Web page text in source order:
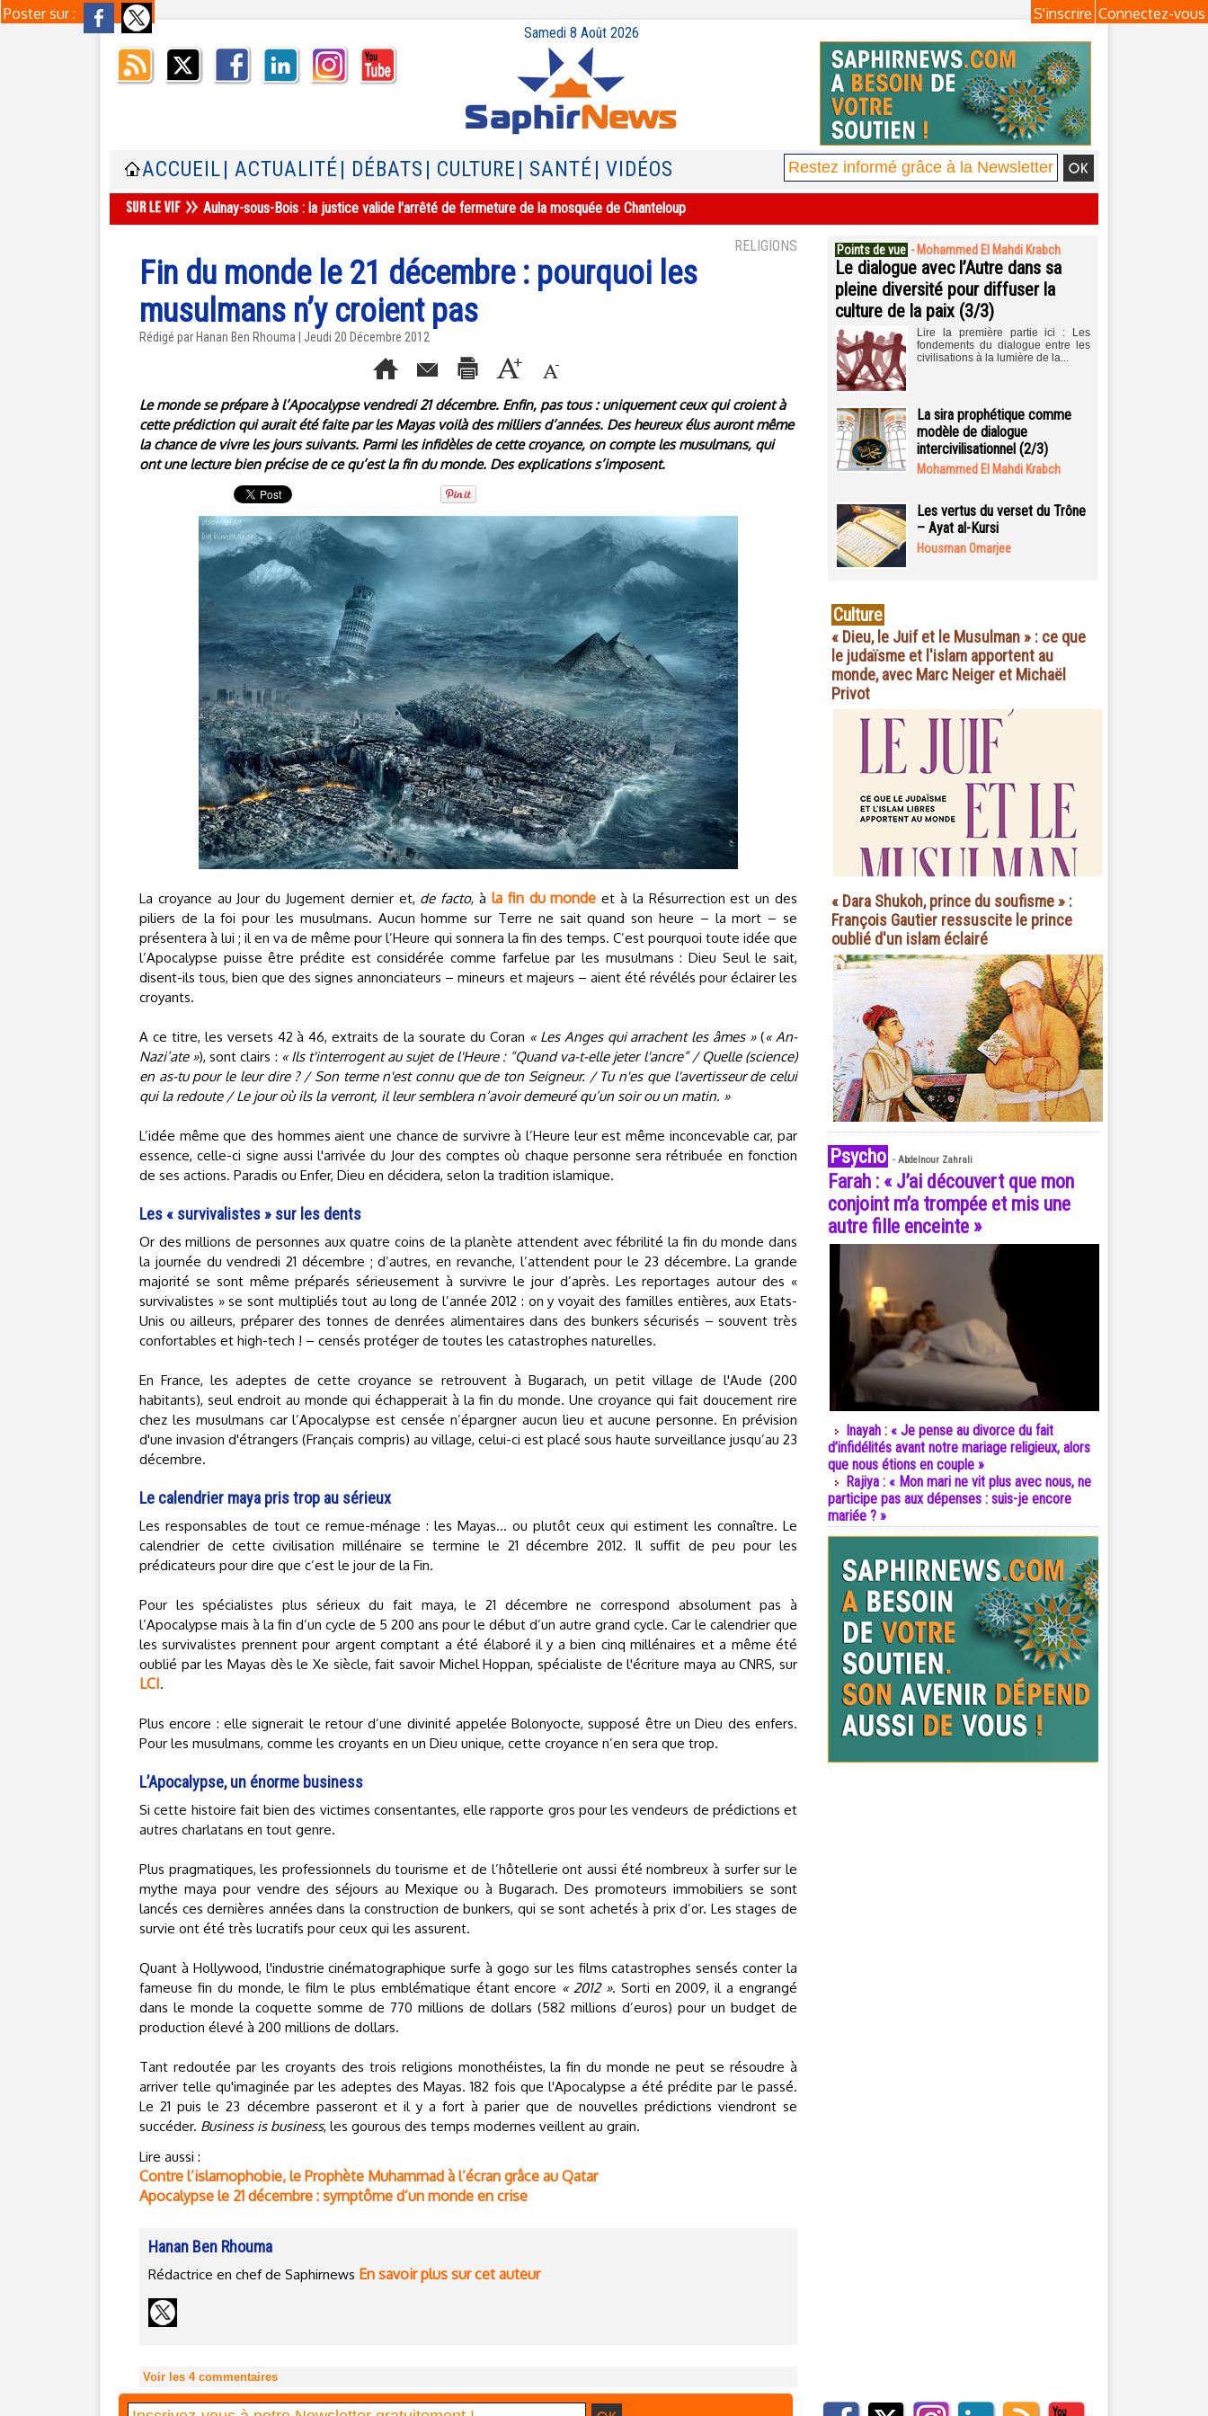
Poster sur : Connectez-vous
S'inscrire
Samedi 8 Août 2026
ACCUEIL | ACTUALITÉ | DÉBATS | CULTURE | SANTÉ | VIDÉOS
Aulnay-sous-Bois : la justice valide l'arrêté de fermeture de la mosquée de Chanteloup
RELIGIONS
Fin du monde le 21 décembre : pourquoi les
musulmans n’y croient pas
Rédigé par Hanan Ben Rhouma | Jeudi 20 Décembre 2012
Le monde se prépare à l’Apocalypse vendredi 21 décembre. Enfin, pas tous : uniquement ceux qui croient à
cette prédiction qui aurait été faite par les Mayas voilà des milliers d’années. Des heureux élus auront même
la chance de vivre les jours suivants. Parmi les infidèles de cette croyance, on compte les musulmans, qui
ont une lecture bien précise de ce qu’est la fin du monde. Des explications s’imposent.
La croyance au Jour du Jugement dernier et, de facto, à la fin du monde et à la Résurrection est un des
piliers de la foi pour les musulmans. Aucun homme sur Terre ne sait quand son heure – la mort – se
présentera à lui ; il en va de même pour l’Heure qui sonnera la fin des temps. C’est pourquoi toute idée que
l’Apocalypse puisse être prédite est considérée comme farfelue par les musulmans : Dieu Seul le sait,
disent-ils tous, bien que des signes annonciateurs – mineurs et majeurs – aient été révélés pour éclairer les
croyants.
A ce titre, les versets 42 à 46, extraits de la sourate du Coran « Les Anges qui arrachent les âmes »(« An-
Nazi’ate »), sont clairs : « Ils t'interrogent au sujet de l'Heure : “Quand va-t-elle jeter l'ancre” / Quelle (science)
en as-tu pour le leur dire ? / Son terme n'est connu que de ton Seigneur. / Tu n'es que l'avertisseur de celui
qui la redoute / Le jour où ils la verront, il leur semblera n’avoir demeuré qu’un soir ou un matin. »
L’idée même que des hommes aient une chance de survivre à l’Heure leur est même inconcevable car, par
essence, celle-ci signe aussi l'arrivée du Jour des comptes où chaque personne sera rétribuée en fonction
de ses actions. Paradis ou Enfer, Dieu en décidera, selon la tradition islamique.
Les « survivalistes » sur les dents
Or des millions de personnes aux quatre coins de la planète attendent avec fébrilité la fin du monde dans
la journée du vendredi 21 décembre ; d’autres, en revanche, l’attendent pour le 23 décembre. La grande
majorité se sont même préparés sérieusement à survivre le jour d’après. Les reportages autour des «
survivalistes » se sont multipliés tout au long de l’année 2012 : on y voyait des familles entières, aux Etats-
Unis ou ailleurs, préparer des tonnes de denrées alimentaires dans des bunkers sécurisés – souvent très
confortables et high-tech ! – censés protéger de toutes les catastrophes naturelles.
En France, les adeptes de cette croyance se retrouvent à Bugarach, un petit village de l'Aude (200
habitants), seul endroit au monde qui échapperait à la fin du monde. Une croyance qui fait doucement rire
chez les musulmans car l’Apocalypse est censée n’épargner aucun lieu et aucune personne. En prévision
d'une invasion d'étrangers (Français compris) au village, celui-ci est placé sous haute surveillance jusqu’au 23
décembre.
Le calendrier maya pris trop au sérieux
Les responsables de tout ce remue-ménage : les Mayas… ou plutôt ceux qui estiment les connaître. Le
calendrier de cette civilisation millénaire se termine le 21 décembre 2012. Il suffit de peu pour les
prédicateurs pour dire que c’est le jour de la Fin.
Pour les spécialistes plus sérieux du fait maya, le 21 décembre ne correspond absolument pas à
l’Apocalypse mais à la fin d’un cycle de 5 200 ans pour le début d’un autre grand cycle. Car le calendrier que
les survivalistes prennent pour argent comptant a été élaboré il y a bien cinq millénaires et a même été
oublié par les Mayas dès le Xe siècle, fait savoir Michel Hoppan, spécialiste de l'écriture maya au CNRS, sur
LCI.
Plus encore : elle signerait le retour d’une divinité appelée Bolonyocte, supposé être un Dieu des enfers.
Pour les musulmans, comme les croyants en un Dieu unique, cette croyance n’en sera que trop.
L’Apocalypse, un énorme business
Si cette histoire fait bien des victimes consentantes, elle rapporte gros pour les vendeurs de prédictions et
autres charlatans en tout genre.
Plus pragmatiques, les professionnels du tourisme et de l’hôtellerie ont aussi été nombreux à surfer sur le
mythe maya pour vendre des séjours au Mexique ou à Bugarach. Des promoteurs immobiliers se sont
lancés ces dernières années dans la construction de bunkers, qui se sont achetés à prix d’or. Les stages de
survie ont été très lucratifs pour ceux qui les assurent.
Quant à Hollywood, l'industrie cinématographique surfe à gogo sur les films catastrophes sensés conter la
fameuse fin du monde, le film le plus emblématique étant encore « 2012 ». Sorti en 2009, il a engrangé
dans le monde la coquette somme de 770 millions de dollars (582 millions d’euros) pour un budget de
production élevé à 200 millions de dollars.
Tant redoutée par les croyants des trois religions monothéistes, la fin du monde ne peut se résoudre à
arriver telle qu'imaginée par les adeptes des Mayas. 182 fois que l'Apocalypse a été prédite par le passé.
Le 21 puis le 23 décembre passeront et il y a fort à parier que de nouvelles prédictions viendront se
succéder. Business is business, les gourous des temps modernes veillent au grain.
Lire aussi :
Contre l’islamophobie, le Prophète Muhammad à l’écran grâce au Qatar
Apocalypse le 21 décembre : symptôme d’un monde en crise
Hanan Ben Rhouma
Rédactrice en chef de Saphirnews En savoir plus sur cet auteur
Voir les 4commentaires
Points de vue - Mohammed El Mahdi Krabch
Le dialogue avec l’Autre dans sa
pleine diversité pour diffuser la
culture de la paix (3/3)
Lire la première partie ici : Les
fondements du dialogue entre les
civilisations à la lumière de la...
La sira prophétique comme
modèle de dialogue
intercivilisationnel (2/3)
Mohammed El Mahdi Krabch
Les vertus du verset du Trône
– Ayat al-Kursi
Housman Omarjee
Culture
« Dieu, le Juif et le Musulman » : ce que
le judaïsme et l'islam apportent au
monde, avec Marc Neiger et Michaël
Privot
« Dara Shukoh, prince du soufisme » :
François Gautier ressuscite le prince
oublié d'un islam éclairé
Psycho - Abdelnour Zahrali
Farah : « J’ai découvert que mon
conjoint m’a trompée et mis une
autre fille enceinte »
Inayah : « Je pense au divorce du fait
d’infidélités avant notre mariage religieux, alors
que nous étions en couple »
Rajiya : « Mon mari ne vit plus avec nous, ne
participe pas aux dépenses : suis-je encore
mariée ? »